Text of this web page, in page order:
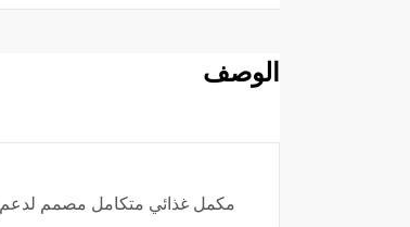
الوصف
مكمل غذائي متكامل مصمم لدعم